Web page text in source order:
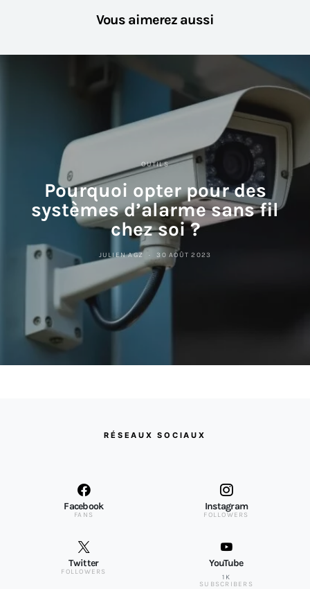
Vous aimerez aussi
OUTILS
Pourquoi opter pour des
systèmes d’alarme sans fil
chez soi ?
JULIEN AGZ 30 AOÛT 2023
RÉSEAUX SOCIAUX
Facebook
FANS
Instagram
FOLLOWERS
Twitter
FOLLOWERS
YouTube
1K
SUBSCRIBERS